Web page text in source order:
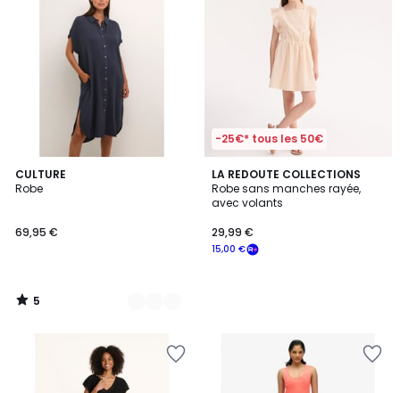
CULTURE
Robe
69,95 €
5
/
9
Couleurs
5
/
-25€* tous les 50€
LA REDOUTE COLLECTIONS
Robe sans manches rayée,
avec volants
15,00 €
29,99 €